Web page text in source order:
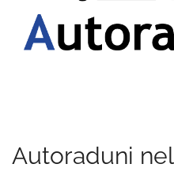
Autoraduni